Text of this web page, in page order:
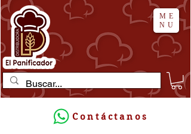
ME
NU
Contáctanos